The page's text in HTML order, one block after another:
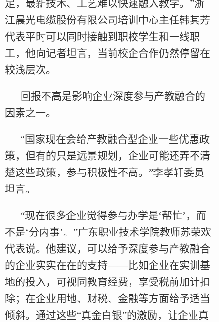
足，最新技术、工艺难以快速融入教学。”浙
江晨光电缆股份有限公司培训中心主任韩其芳
代表平时可以同时接触到职校学生和一线职
工，他向记者坦言，当前校企合作仍然停留在
较浅层次。
回报不高是影响企业深度参与产教融合的
因素之一。
“国家现在会给产教融合型企业一些优惠政
策，但有的只是远景规划，企业可能还弄不清
楚这些政策，参与积极性不高。”李孝轩委员
坦言。
“现在很多企业觉得参与办学是‘帮忙’，而
不是‘分内事’。”广东职业技术学院教师苏荣欢
代表说。他建议，可以给予深度参与产教融合
的企业实实在在的支持——比如企业在实训基
地的投入，可视同教育经费，享受税前加计扣
除；在企业用地、财税、金融等方面给予适当
倾斜。通过这些“真金白银”的激励，让企业真